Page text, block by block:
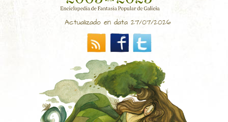
Actualizado en data 27/07/2026